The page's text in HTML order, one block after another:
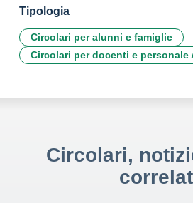
Tipologia
Circolari per alunni e famiglie
Circolari per docenti e personale
Circolari,